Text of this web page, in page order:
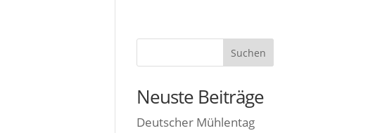
Suchen
Neuste Beiträge
Deutscher Mühlentag